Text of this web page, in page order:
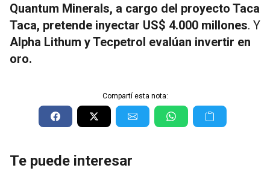
Quantum Minerals, a cargo del proyecto Taca
Taca, pretende inyectar US$ 4.000 millones. Y
Alpha Lithum y Tecpetrol evalúan invertir en
oro.
Compartí esta nota:
Te puede interesar